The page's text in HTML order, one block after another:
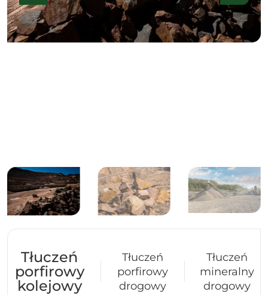
Tłuczeń
porfirowy
kolejowy
Tłuczeń
porfirowy
drogowy
Tłuczeń
mineralny
drogowy